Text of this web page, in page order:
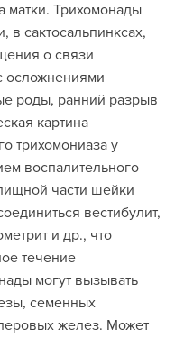
матки. Трихомонады
в сактосальпинксах,
о связи
осложнениями
роды, ранний разрыв
картина
трихомониаза у
воспалительного
части шейки
вестибулит,
и др., что
течение
могут вызывать
семенных
желез. Может